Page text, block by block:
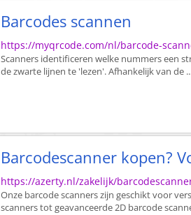
Barcodes scannen
https://myqrcode.com/nl/barcode-
Scanners identificeren welke nummers een
de zwarte lijnen te 'lezen'. Afhankelijk van de
Barcodescanner kopen?
https://azerty.nl/zakelijk/
Onze barcode scanners zijn geschikt voor
scanners tot geavanceerde 2D barcode